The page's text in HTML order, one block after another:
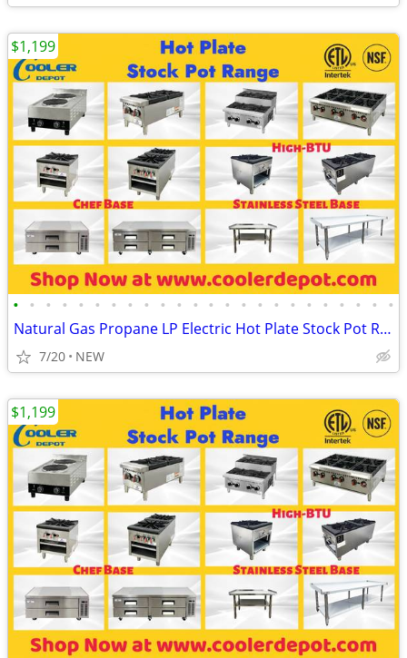
• • • • • • • • • • • • • • • • • • • • • • • •
Natural Gas Propane LP Electric Hot Plate Stock Pot Range
7/20 NEW
$1,199
$1,199